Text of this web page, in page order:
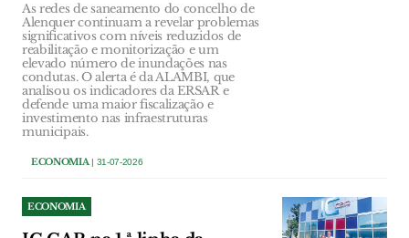
As redes de saneamento do concelho de
Alenquer continuam a revelar problemas
significativos com níveis reduzidos de
reabilitação e monitorização e um
elevado número de inundações nas
condutas. O alerta é da ALAMBI, que
analisou os indicadores da ERSAR e
defende uma maior fiscalização e
investimento nas infraestruturas
municipais.
ECONOMIA| 31-07-2026
ECONOMIA